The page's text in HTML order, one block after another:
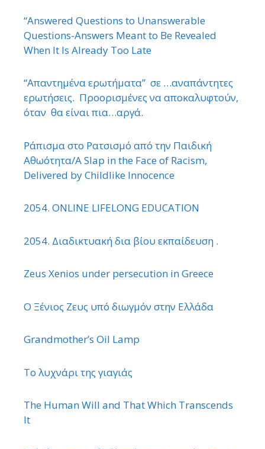
“Answered Questions to Unanswerable
Questions-Answers Meant to Be Revealed
When It Is Already Too Late
“Απαντημένα ερωτήματα” σε …αναπάντητες
ερωτήσεις. Προορισμένες να αποκαλυφτούν,
όταν θα είναι πια…αργά.
Ράπισμα στο Ρατσισμό από την Παιδική
Αθωότητα/A Slap in the Face of Racism,
Delivered by Childlike Innocence
2054. ONLINE LIFELONG EDUCATION
2054. Διαδικτυακή δια βίου εκπαίδευση .
Zeus Xenios under persecution in Greece
Ο Ξένιος Ζευς υπό διωγμόν στην Ελλάδα
Grandmother’s Oil Lamp
Το λυχνάρι της γιαγιάς
The Human Will and That Which Transcends
It